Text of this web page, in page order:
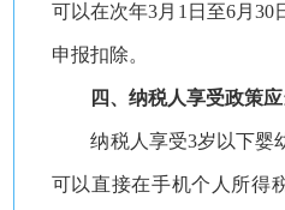
可以在次年3月1日至6月30
申报扣除。
四、纳税人享受政策
纳税人享受3岁以下婴
可以直接在手机个人所得